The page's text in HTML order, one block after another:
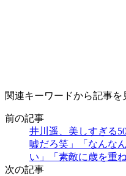
関連キーワードから記事を
前の記事
井川遥、美しすぎる
嘘だろ笑」「なんな
い」「素敵に歳を重
次の記事